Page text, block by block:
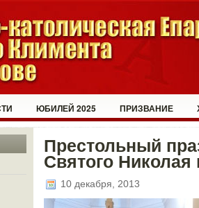
ЮБИЛЕЙ 2025 ПРИЗВАНИЕ
Престольный
Святого Николая
10 декабря, 2013